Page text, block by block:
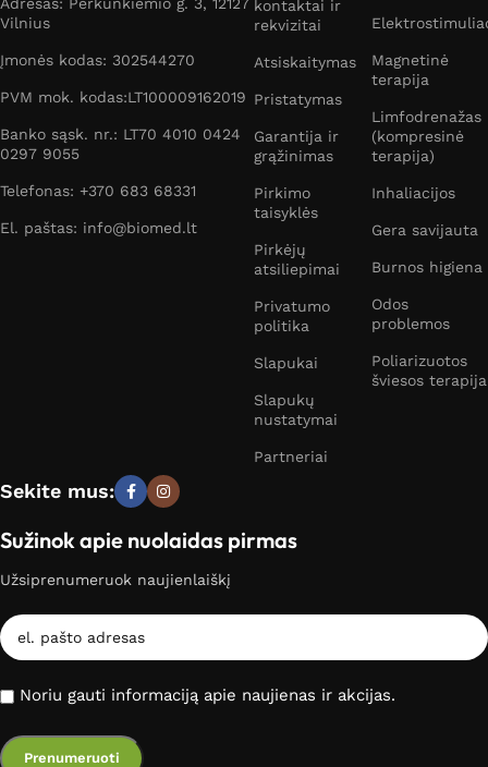
Vilnius
Įmonės kodas: 302544270
PVM mok. kodas:LT100009162019
Banko sąsk. nr.: LT70 4010 0424
0297 9055
Telefonas: +370 683 68331
El. paštas: info@biomed.lt
kontaktai ir
rekvizitai
Atsiskaitymas
Pristatymas
Garantija ir
grąžinimas
Pirkimo
taisyklės
Pirkėjų
atsiliepimai
Privatumo
politika
Slapukai
Slapukų
nustatymai
Partneriai
Magnetinė
terapija
Limfodrenažas
(kompresinė
terapija)
Inhaliacijos
Gera savijauta
Burnos higiena
Odos
problemos
Poliarizuotos
šviesos terapija
Sekite mus:
Sužinok apie nuolaidas pirmas
Užsiprenumeruok naujienlaiškį
Noriu gauti informaciją apie naujienas ir akcijas.